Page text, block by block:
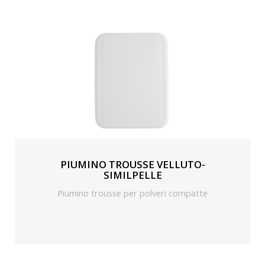
PIUMINO TROUSSE VELLUTO-
SIMILPELLE
Piumino trousse per polveri compatte